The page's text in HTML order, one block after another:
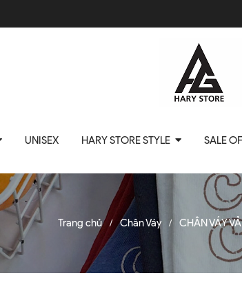
UNISEX HARY STORE STYLE SALE
Trang chủ / Chân Váy / CHÂN VÁY